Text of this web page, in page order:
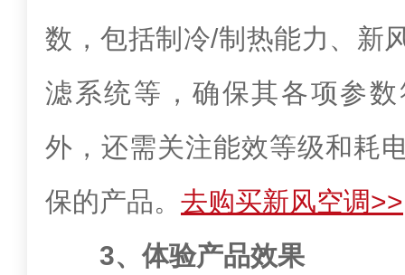
数，包括制冷/制热能力、新
滤系统等，确保其各项参
外，还需关注能效等级和耗
保的产品。 去购买新风空调>>
3、体验产品效果